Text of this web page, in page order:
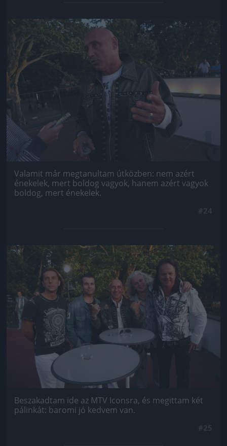
Jön még kép!
Valamit már megtanultam útközben: nem azért
énekelek, mert boldog vagyok, hanem azért vagyok
boldog, mert énekelek.
Jön még kép!
Beszakadtam ide az MTV Iconsra, és megittam két
pálinkát: baromi jó kedvem van.